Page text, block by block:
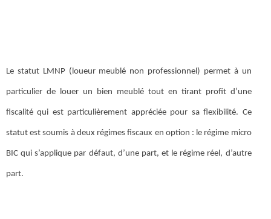
Le statut LMNP (loueur meublé non professionnel) permet à un
particulier de louer un bien meublé tout en tirant profit d’une
fiscalité qui est particulièrement appréciée pour sa flexibilité. Ce
statut est soumis à deux régimes fiscaux en option : le régime micro
BIC qui s’applique par défaut, d’une part, et le régime réel, d’autre
part.